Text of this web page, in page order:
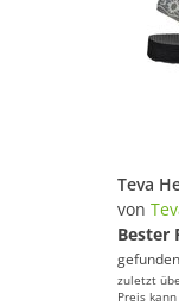
von
Bester
zuletzt
Preis